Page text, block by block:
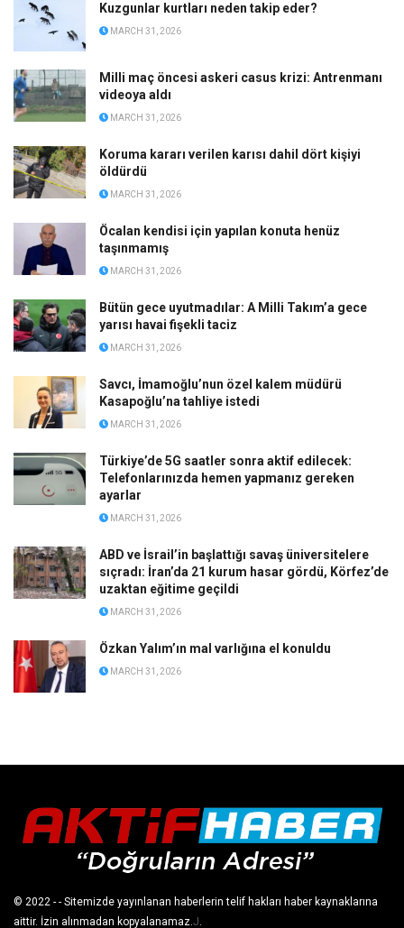
Kuzgunlar kurtları neden takip eder?
MARCH 31, 2026
Milli maç öncesi askeri casus krizi: Antrenmanı
videoya aldı
MARCH 31, 2026
Koruma kararı verilen karısı dahil dört kişiyi
öldürdü
MARCH 31, 2026
Öcalan kendisi için yapılan konuta henüz
taşınmamış
MARCH 31, 2026
Bütün gece uyutmadılar: A Milli Takım’a gece
yarısı havai fişekli taciz
MARCH 31, 2026
Savcı, İmamoğlu’nun özel kalem müdürü
Kasapoğlu’na tahliye istedi
MARCH 31, 2026
Türkiye’de 5G saatler sonra aktif edilecek:
Telefonlarınızda hemen yapmanız gereken
ayarlar
MARCH 31, 2026
ABD ve İsrail’in başlattığı savaş üniversitelere
sıçradı: İran’da 21 kurum hasar gördü, Körfez’de
uzaktan eğitime geçildi
MARCH 31, 2026
Özkan Yalım’ın mal varlığına el konuldu
MARCH 31, 2026
© 2022 - - Sitemizde yayınlanan haberlerin telif hakları haber kaynaklarına
aittir. İzin alınmadan kopyalanamaz.J.